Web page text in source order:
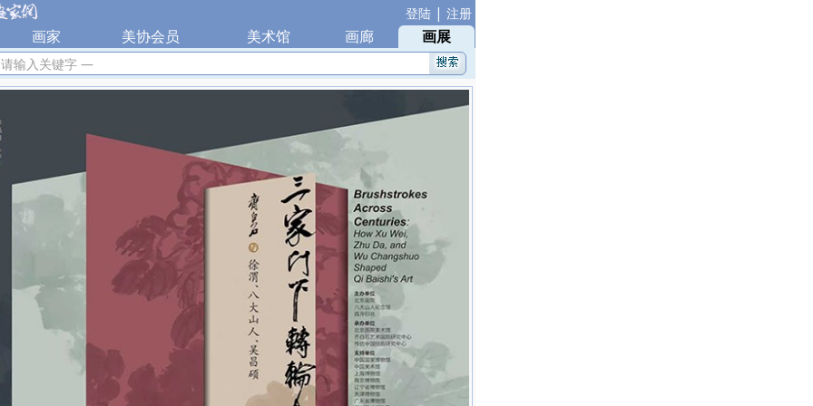
登陆 | 注册
画家 美协会员 美术馆 画廊 | 画展
输入关键字 —